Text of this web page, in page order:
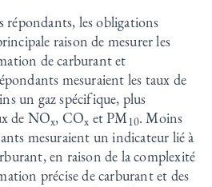
répondants, les obligations
raison de mesurer les
de carburant et
mesuraient les taux de
un gaz spécifique, plus
de NOx, COx et PM10. Moins
mesuraient un indicateur lié à
en raison de la complexité
précise de carburant et des